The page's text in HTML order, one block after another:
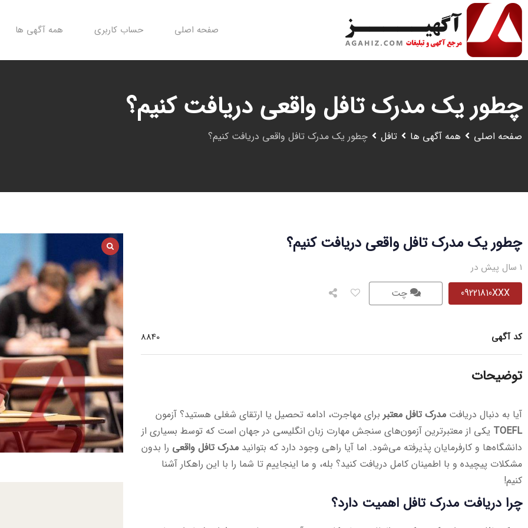
پرش
محتوا
صفحه اصلی حساب کاربری همه آگهی ها
چطور یک مدرک تافل واقعی دریافت کنیم؟
صفحه اصلی همه آگهی ها تافل چطور یک مدرک تافل واقعی دریافت کنیم؟
چطور یک مدرک تافل واقعی دریافت کنیم؟
1 سال پیش در
09221810XXX چت
کد آگهی 8840
توضیحات
آیا به دنبال دریافت مدرک تافل معتبر برای مهاجرت، ادامه تحصیل یا ارتقای شغلی هستید؟ آزمون
TOEFL یکی از معتبرترین آزمون‌های سنجش مهارت زبان انگلیسی در جهان است که توسط بسیاری از
دانشگاه‌ها و کارفرمایان پذیرفته می‌شود. اما آیا راهی وجود دارد که بتوانید مدرک تافل واقعی را بدون
مشکلات پیچیده و با اطمینان کامل دریافت کنید؟ بله، و ما اینجاییم تا شما را با این راهکار آشنا
کنیم!
چرا دریافت مدرک تافل اهمیت دارد؟